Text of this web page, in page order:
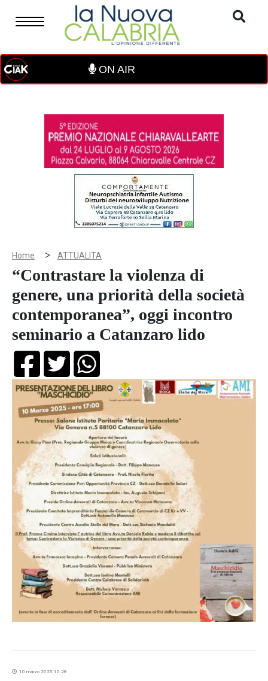
ON AIR
Home > ATTUALITA
“Contrastare la violenza di
genere, una priorità della società
contemporanea”, oggi incontro
seminario a Catanzaro lido
10 marzo 2025 10:28